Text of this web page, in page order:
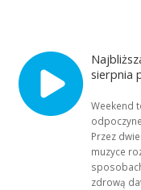
sierpnia
Weekend
Przez
muzyce
zdrową